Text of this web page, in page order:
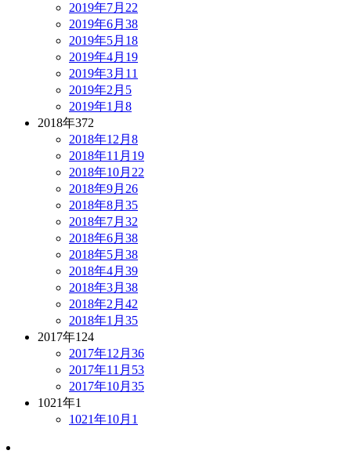
2019年7月 22
2019年6月 38
2019年5月 18
2019年4月 19
2019年3月 11
2019年2月 5
2019年1月 8
2018年372
2018年12月 8
2018年11月 19
2018年10月 22
2018年9月 26
2018年8月 35
2018年7月 32
2018年6月 38
2018年5月 38
2018年4月 39
2018年3月 38
2018年2月 42
2018年1月 35
2017年124
2017年12月 36
2017年11月 53
2017年10月 35
1021年1
1021年10月 1